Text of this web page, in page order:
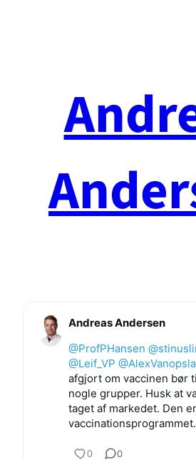
Andreas Andersen
@ProfPHansen
@Leif_VP
afgjort om vaccinen bør
nogle grupper. Husk at
taget af markedet. Den
vaccinationsprogrammet.
0 0